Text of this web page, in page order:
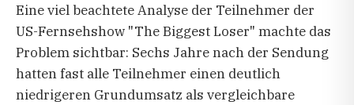
Eine viel beachtete Analyse der Teilnehmer der
US-Fernsehshow "The Biggest Loser" machte das
Problem sichtbar: Sechs Jahre nach der Sendung
hatten fast alle Teilnehmer einen deutlich
niedrigeren Grundumsatz als vergleichbare